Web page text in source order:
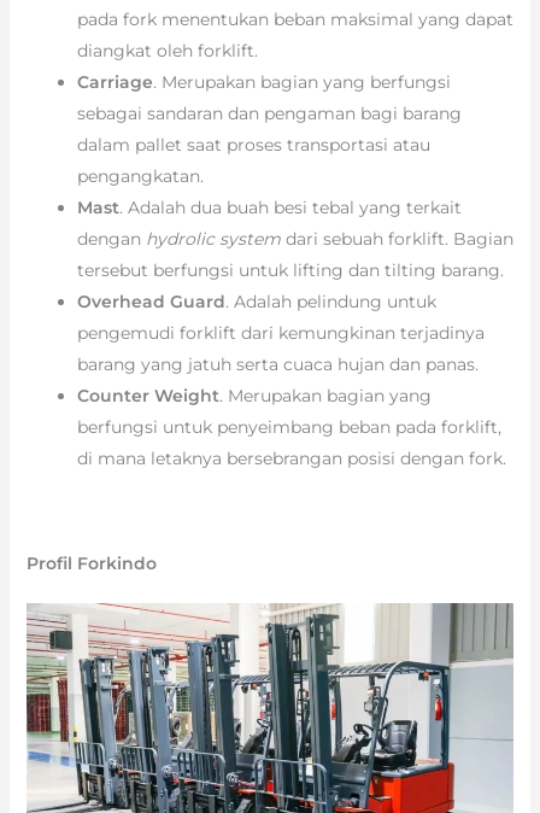
pada fork menentukan beban maksimal yang dapat
diangkat oleh forklift.
Carriage. Merupakan bagian yang berfungsi
sebagai sandaran dan pengaman bagi barang
dalam pallet saat proses transportasi atau
pengangkatan.
Mast. Adalah dua buah besi tebal yang terkait
dengan hydrolic systemdari sebuah forklift. Bagian
tersebut berfungsi untuk lifting dan tilting barang.
Overhead Guard. Adalah pelindung untuk
pengemudi forklift dari kemungkinan terjadinya
barang yang jatuh serta cuaca hujan dan panas.
Counter Weight. Merupakan bagian yang
berfungsi untuk penyeimbang beban pada forklift,
di mana letaknya bersebrangan posisi dengan fork.
Profil Forkindo